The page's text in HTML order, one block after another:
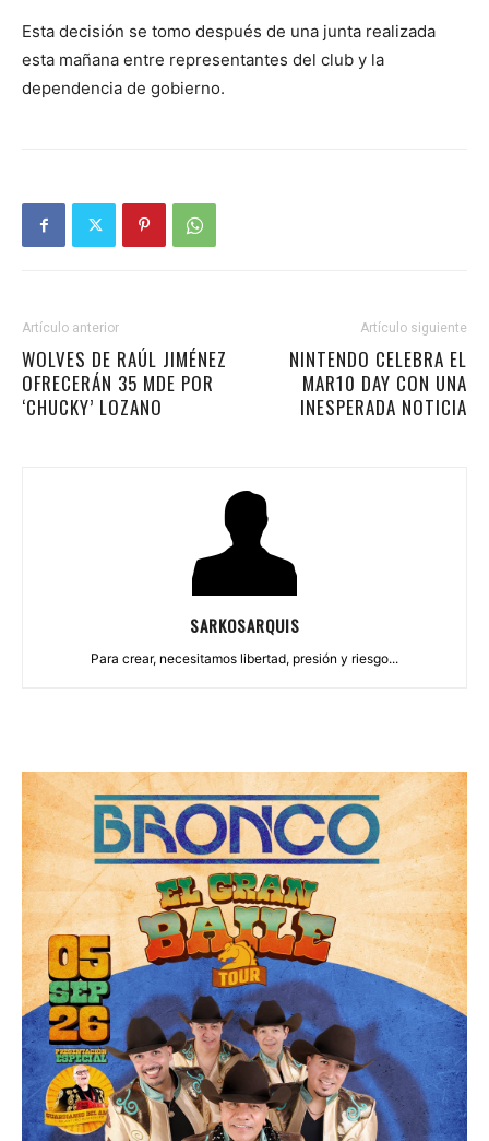
Esta decisión se tomo después de una junta realizada
esta mañana entre representantes del club y la
dependencia de gobierno.
Artículo anterior
WOLVES DE RAÚL JIMÉNEZ
OFRECERÁN 35 MDE POR
‘CHUCKY’ LOZANO
Artículo siguiente
NINTENDO CELEBRA EL
MAR10 DAY CON UNA
INESPERADA NOTICIA
SARKOSARQUIS
Para crear, necesitamos libertad, presión y riesgo...